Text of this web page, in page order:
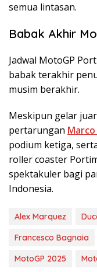
semua lintasan.
Babak Akhir
Jadwal MotoGP
babak terakhir
musim berakhir.
Meskipun gelar
pertarungan
podium ketiga,
roller coaster
spektakuler bagi
Indonesia.
Alex Marquez
Francesco Bagnaia
MotoGP 2025